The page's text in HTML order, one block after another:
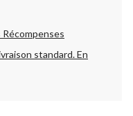
standard.En